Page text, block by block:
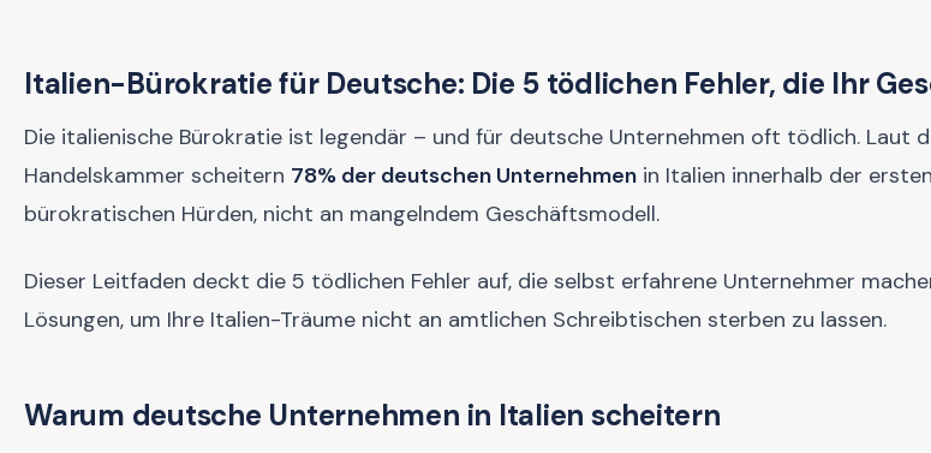
Italien-Bürokratie für Deutsche: Die 5 tödlichen Fehler, die Ihr
Die italienische Bürokratie ist legendär – und für deutsche Unternehmen oft tödlich. Laut
Handelskammer scheitern 78% der deutschen Unternehmen in Italien innerhalb der
bürokratischen Hürden, nicht an mangelndem Geschäftsmodell.
Dieser Leitfaden deckt die 5 tödlichen Fehler auf, die selbst erfahrene Unternehmer
Lösungen, um Ihre Italien-Träume nicht an amtlichen Schreibtischen sterben zu lassen.
Warum deutsche Unternehmen in Italien scheitern